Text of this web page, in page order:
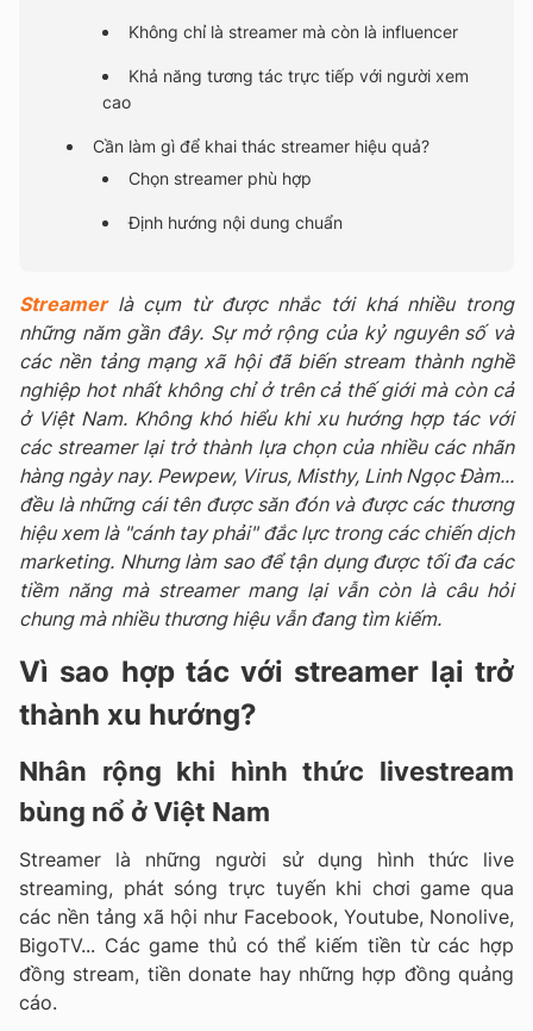
Không chỉ là streamer mà còn là influencer
Khả năng tương tác trực tiếp với người xem
cao
Cần làm gì để khai thác streamer hiệu quả?
Chọn streamer phù hợp
Định hướng nội dung chuẩn
Streamerlà cụm từ được nhắc tới khá nhiều trong
những năm gần đây. Sự mở rộng của kỷ nguyên số và
các nền tảng mạng xã hội đã biến stream thành nghề
nghiệp hot nhất không chỉ ở trên cả thế giới mà còn cả
ở Việt Nam. Không khó hiểu khi xu hướng hợp tác với
các streamer lại trở thành lựa chọn của nhiều các nhãn
hàng ngày nay. Pewpew, Virus, Misthy, Linh Ngọc Đàm...
đều là những cái tên được săn đón và được các thương
hiệu xem là "cánh tay phải" đắc lực trong các chiến dịch
marketing. Nhưng làm sao để tận dụng được tối đa các
tiềm năng mà streamer mang lại vẫn còn là câu hỏi
chung mà nhiều thương hiệu vẫn đang tìm kiếm.
Vì sao hợp tác với streamer lại trở
thành xu hướng?
Nhân rộng khi hình thức livestream
bùng nổ ở Việt Nam
Streamer là những người sử dụng hình thức live
streaming, phát sóng trực tuyến khi chơi game qua
các nền tảng xã hội như Facebook, Youtube, Nonolive,
BigoTV... Các game thủ có thể kiếm tiền từ các hợp
đồng stream, tiền donate hay những hợp đồng quảng
cáo.